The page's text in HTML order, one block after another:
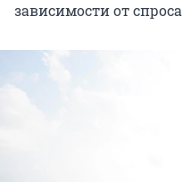
зависимости от